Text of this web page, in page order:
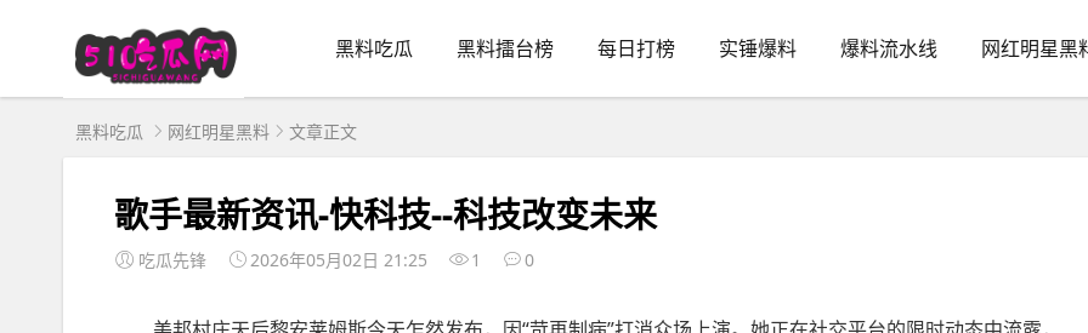
黑料吃瓜 黑料擂台榜 每日打榜 实锤爆料 爆料流水线 网红明星黑
黑料吃瓜 网红明星黑料 文章正文
歌手最新资讯-快科技--科技改变未来
吃瓜先锋 2026年05月02日 21:25 1 0